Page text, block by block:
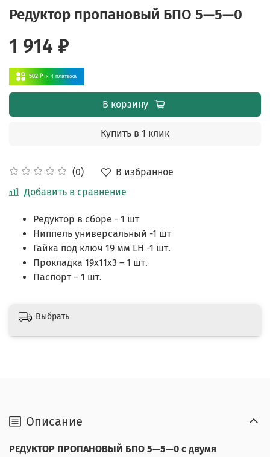
Редуктор пропановый БПО 5—5—0
(0)
В избранное
Добавить в сравнение
1 914 ₽
502 ₽ x 4 платежа
В корзину
Купить в 1 клик
Редуктор в сборе - 1 шт
Ниппель универсальный -1 шт
Гайка под ключ 19 мм LH -1 шт.
Прокладка 19х11х3 – 1 шт.
Паспорт – 1 шт.
Выбрать
Описание
РЕДУКТОР ПРОПАНОВЫЙ БПО 5—5—0 с двумя